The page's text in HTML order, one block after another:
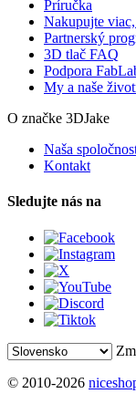
Príručka
Nakupujte
Partnerský
3D tlač FAQ
Podpora
My a naše
O značke 3DJake
Naša
Kontakt
Sledujte nás na
© 2010-2026